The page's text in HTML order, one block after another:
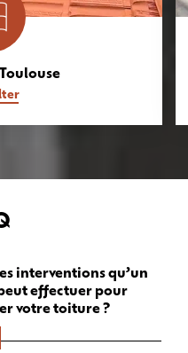
interventions qu’un
effectuer pour
votre toiture ?